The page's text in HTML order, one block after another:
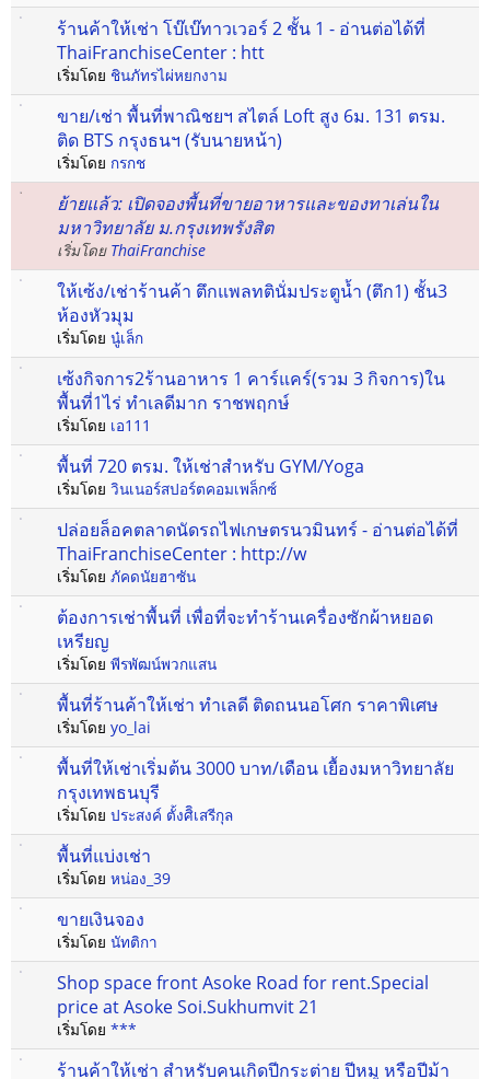
ร้านค้าให้เช่า โบ๊เบ๊ทาวเวอร์ 2 ชั้น 1 - อ่านต่อได้ที่
ThaiFranchiseCenter : htt
เริ่มโดย ชินภัทรไผ่หยกงาม
ขาย/เช่า พื้นที่พาณิชยฯ สไตล์ Loft สูง 6ม. 131 ตรม.
ติด BTS กรุงธนฯ (รับนายหน้า)
เริ่มโดย กรกช
ย้ายแล้ว: เปิดจองพื้นที่ขายอาหารและของทาเล่นใน
มหาวิทยาลัย ม.กรุงเทพรังสิต
เริ่มโดย ThaiFranchise
ให้เซ้ง/เช่าร้านค้า ตึกแพลทตินั่มประตูน้ำ (ตึก1) ชั้น3
ห้องหัวมุม
เริ่มโดย นู๋เล็ก
เซ้งกิจการ2ร้านอาหาร 1 คาร์แคร์(รวม 3 กิจการ)ใน
พื้นที่1ไร่ ทำเลดีมาก ราชพฤกษ์
เริ่มโดย เอ111
พื้นที่ 720 ตรม. ให้เช่าสำหรับ GYM/Yoga
เริ่มโดย วินเนอร์สปอร์ตคอมเพล็กซ์
ปล่อยล็อคตลาดนัดรถไฟเกษตรนวมินทร์ - อ่านต่อได้ที่
ThaiFranchiseCenter : http://w
เริ่มโดย ภัคดนัยฮาซัน
ต้องการเช่าพื้นที่ เพื่อที่จะทำร้านเครื่องซักผ้าหยอด
เหรียญ
เริ่มโดย พีรพัฒน์พวกแสน
พื้นที่ร้านค้าให้เช่า ทำเลดี ติดถนนอโศก ราคาพิเศษ
เริ่มโดย yo_lai
พื้นที่ให้เช่าเริ่มต้น 3000 บาท/เดือน เยื้องมหาวิทยาลัย
กรุงเทพธนบุรี
เริ่มโดย ประสงค์ ตั้งศิิเสรีกุล
พื้นที่แบ่งเช่า
เริ่มโดย หน่อง_39
ขายเงินจอง
เริ่มโดย นัทติกา
Shop space front Asoke Road for rent.Special
price at Asoke Soi.Sukhumvit 21
เริ่มโดย ***
ร้านค้าให้เช่า สำหรับคนเกิดปีกระต่าย ปีหมู หรือปีม้า